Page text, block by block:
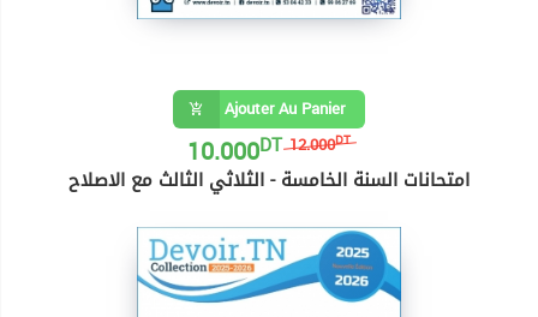
Ajouter Au Panier
12.000DT
10.000DT
امتحانات السنة الخامسة - الثلاثي الثالث مع الاصلاح